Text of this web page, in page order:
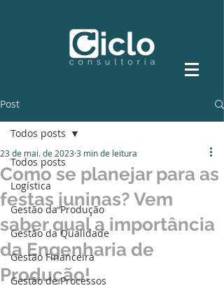
Post
Todos posts
Logística
Gestão da Produção
Gestão da Qualidade
Gestão Financeira
Gestão de Processos
Todos posts
Como se planejar para as
festas juninas? Vem
saber qual a importância
da Engenharia de
Produção!
23 de mai. de 20233 min de leitura